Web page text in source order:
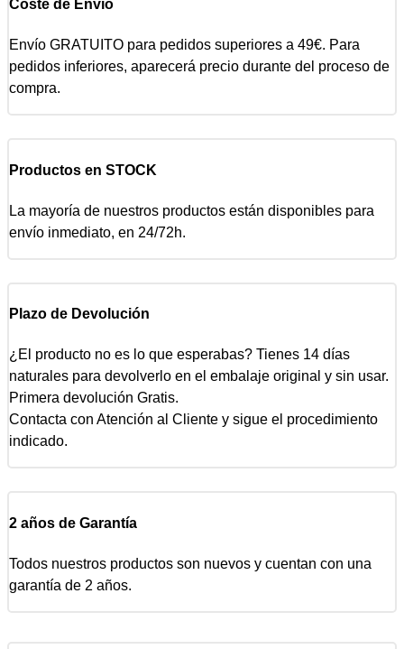
Coste de Envío
Envío GRATUITO para pedidos superiores a 49€. Para
pedidos inferiores, aparecerá precio durante del proceso de
compra.
Productos en STOCK
La mayoría de nuestros productos están disponibles para
envío inmediato, en 24/72h.
Plazo de Devolución
¿El producto no es lo que esperabas? Tienes 14 días
naturales para devolverlo en el embalaje original y sin usar.
Primera devolución Gratis.
Contacta con Atención al Cliente y sigue el procedimiento
indicado.
2 años de Garantía
Todos nuestros productos son nuevos y cuentan con una
garantía de 2 años.